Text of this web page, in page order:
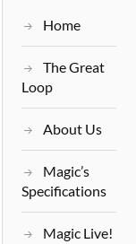
Home
The Great
Loop
About Us
Magic’s
Specifications
Magic Live!